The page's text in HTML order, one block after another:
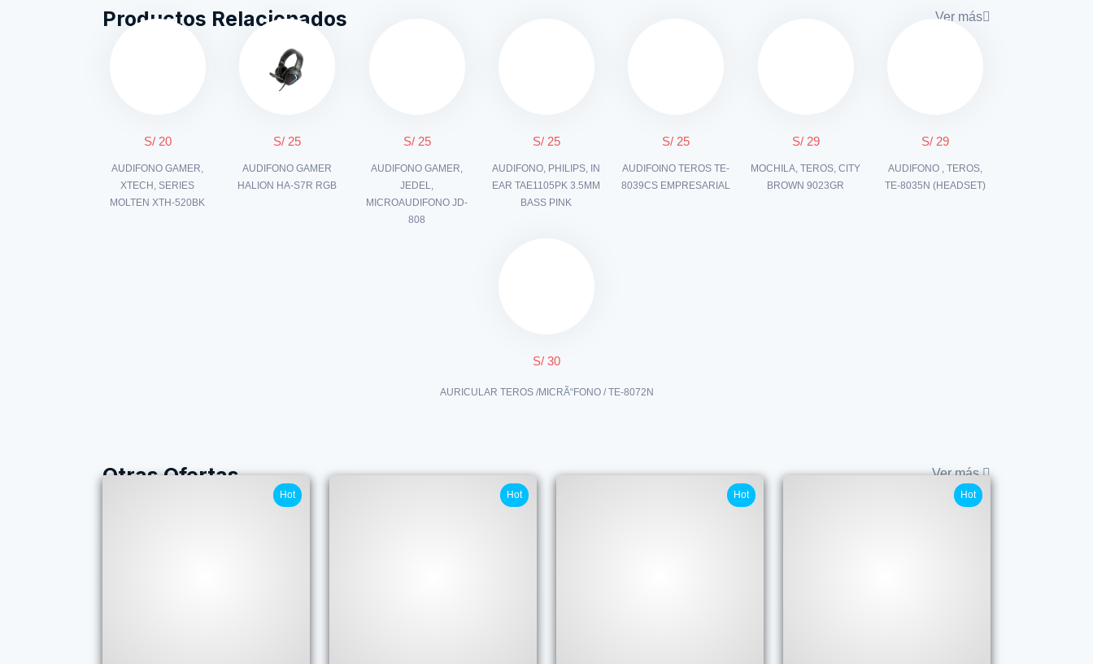
Productos Relacionados Ver más
S/ 20
AUDIFONO GAMER,
XTECH, SERIES
MOLTEN XTH-520BK
S/ 25
AUDIFONO GAMER
HALION HA-S7R RGB
S/ 25
AUDIFONO GAMER,
JEDEL,
MICROAUDIFONO JD-
808
S/ 25
AUDIFONO, PHILIPS, IN
EAR TAE1105PK 3.5MM
BASS PINK
S/ 25
AUDIFOINO TEROS TE-
8039CS EMPRESARIAL
S/ 29
MOCHILA, TEROS, CITY
BROWN 9023GR
S/ 29
AUDIFONO , TEROS,
TE-8035N (HEADSET)
S/ 30
AURICULAR TEROS /MICRÃ“FONO / TE-8072N
Otras Ofertas Ver más
Hot Hot Hot Hot